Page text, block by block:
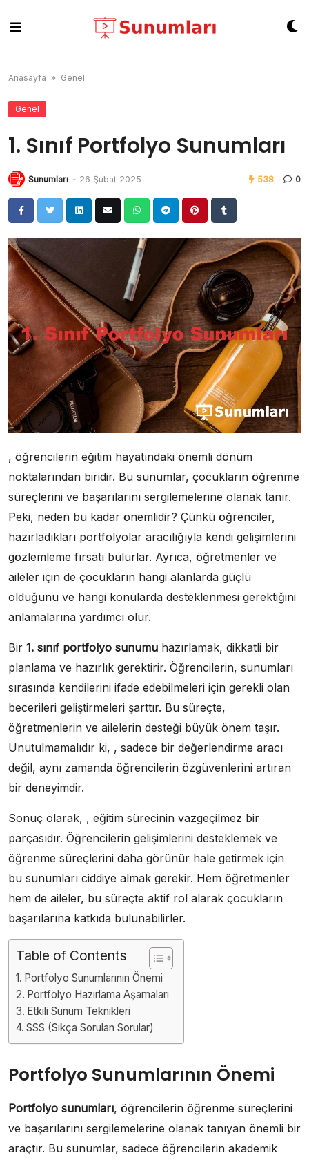
content
Anasayfa » Genel
Genel
1. Sınıf Portfolyo Sunumları
Sunumları - 26 Şubat 2025 538 0
, öğrencilerin eğitim hayatındaki önemli dönüm
noktalarından biridir. Bu sunumlar, çocukların öğrenme
süreçlerini ve başarılarını sergilemelerine olanak tanır.
Peki, neden bu kadar önemlidir? Çünkü öğrenciler,
hazırladıkları portfolyolar aracılığıyla kendi gelişimlerini
gözlemleme fırsatı bulurlar. Ayrıca, öğretmenler ve
aileler için de çocukların hangi alanlarda güçlü
olduğunu ve hangi konularda desteklenmesi gerektiğini
anlamalarına yardımcı olur.
Bir 1. sınıf portfolyo sunumu hazırlamak, dikkatli bir
planlama ve hazırlık gerektirir. Öğrencilerin, sunumları
sırasında kendilerini ifade edebilmeleri için gerekli olan
becerileri geliştirmeleri şarttır. Bu süreçte,
öğretmenlerin ve ailelerin desteği büyük önem taşır.
Unutulmamalıdır ki, , sadece bir değerlendirme aracı
değil, aynı zamanda öğrencilerin özgüvenlerini artıran
bir deneyimdir.
Sonuç olarak, , eğitim sürecinin vazgeçilmez bir
parçasıdır. Öğrencilerin gelişimlerini desteklemek ve
öğrenme süreçlerini daha görünür hale getirmek için
bu sunumları ciddiye almak gerekir. Hem öğretmenler
hem de aileler, bu süreçte aktif rol alarak çocukların
başarılarına katkıda bulunabilirler.
Table of Contents
Portfolyo Sunumlarının Önemi
Portfolyo Hazırlama Aşamaları
Etkili Sunum Teknikleri
SSS (Sıkça Sorulan Sorular)
Portfolyo Sunumlarının Önemi
Portfolyo sunumları, öğrencilerin öğrenme süreçlerini
ve başarılarını sergilemelerine olanak tanıyan önemli bir
araçtır. Bu sunumlar, sadece öğrencilerin akademik